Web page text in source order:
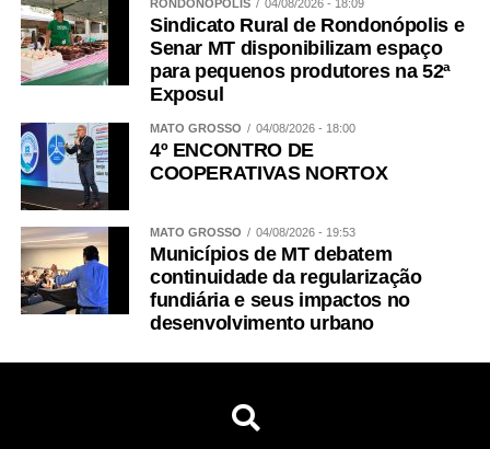
RONDONÓPOLIS 04/08/2026 - 18:09
Sindicato Rural de Rondonópolis e
Senar MT disponibilizam espaço
para pequenos produtores na 52ª
Exposul
MATO GROSSO 04/08/2026 - 18:00
4º ENCONTRO DE
COOPERATIVAS NORTOX
MATO GROSSO 04/08/2026 - 19:53
Municípios de MT debatem
continuidade da regularização
fundiária e seus impactos no
desenvolvimento urbano